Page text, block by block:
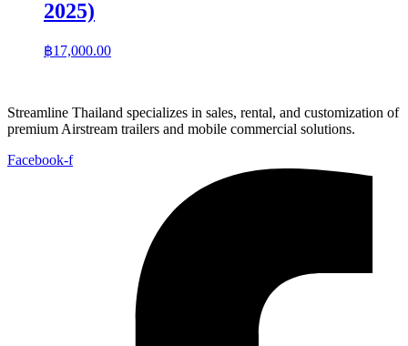
2025)
฿17,000.00
Streamline Thailand specializes in sales, rental, and customization of
premium Airstream trailers and mobile commercial solutions.
Facebook-f